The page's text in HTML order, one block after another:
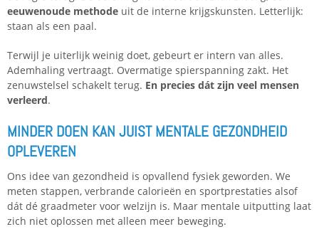
eeuwenoude methode uit de interne krijgskunsten. Letterlijk:
staan als een paal.
Terwijl je uiterlijk weinig doet, gebeurt er intern van alles.
Ademhaling vertraagt. Overmatige spierspanning zakt. Het
zenuwstelsel schakelt terug. En precies dát zijn veel mensen
verleerd.
MINDER DOEN KAN JUIST MENTALE GEZONDHEID
OPLEVEREN
Ons idee van gezondheid is opvallend fysiek geworden. We
meten stappen, verbrande calorieën en sportprestaties alsof
dát dé graadmeter voor welzijn is. Maar mentale uitputting laat
zich niet oplossen met alleen meer beweging.